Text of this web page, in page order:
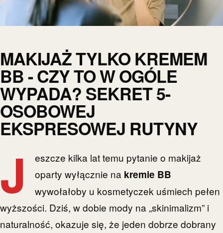
MAKIJAŻ TYLKO KREMEM
BB - CZY TO W OGÓLE
WYPADA? SEKRET 5-
OSOBOWEJ
EKSPRESOWEJ RUTYNY
J
eszcze kilka lat temu pytanie o makijaż
oparty wyłącznie na kremie BB
wywołałoby u kosmetyczek uśmiech pełen
wyższości. Dziś, w dobie mody na „skinimalizm” i
naturalność, okazuje się, że jeden dobrze dobrany